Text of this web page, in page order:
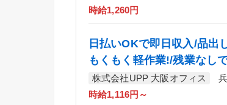
時給1,260円
日払いOKで即日収入/品出
もくもく軽作業!/残業なし
株式会社UPP 大阪オフィス
時給1,116円～